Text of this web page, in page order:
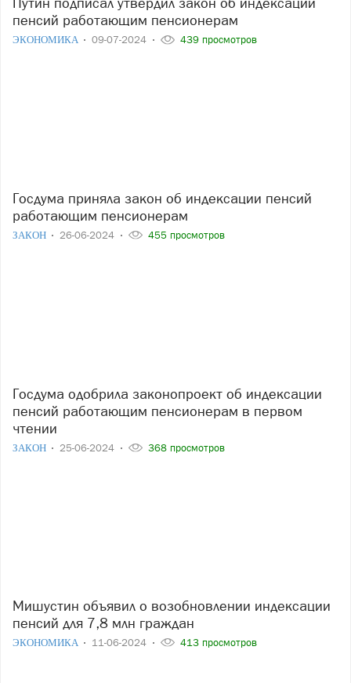
пенсий работающим пенсионерам
ЭКОНОМИКА 09-07-2024 439 просмотров
Госдума приняла закон об индексации пенсий
работающим пенсионерам
ЗАКОН 26-06-2024 455 просмотров
Госдума одобрила законопроект об индексации
пенсий работающим пенсионерам в первом
чтении
ЗАКОН 25-06-2024 368 просмотров
Мишустин объявил о возобновлении индексации
пенсий для 7,8 млн граждан
ЭКОНОМИКА 11-06-2024 413 просмотров